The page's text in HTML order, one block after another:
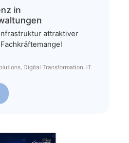
in
attraktiver
Digital Transformation IT